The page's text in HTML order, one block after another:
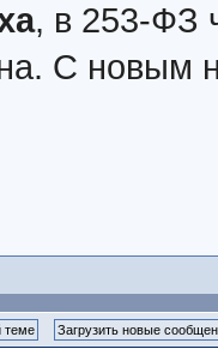
, в 253-ФЗ
С новым